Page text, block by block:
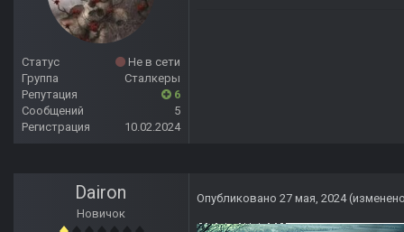
Статус
Не в сети
Группа
Сталкеры
Репутация
6
Сообщений
5
Регистрация
10.02.2024
Dairon
Новичок
Опубликовано 27 мая, 2024